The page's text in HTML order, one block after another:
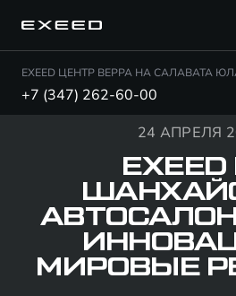
EXEED ЦЕНТР ВЕРРА НА САЛАВАТА
+7 (347) 262-60-00
24 АПРЕЛЯ
МИРОВЫЕ